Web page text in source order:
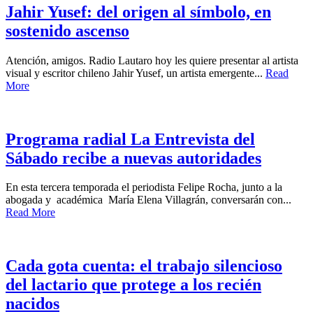
Jahir Yusef: del origen al símbolo, en
sostenido ascenso
Atención, amigos. Radio Lautaro hoy les quiere presentar al artista
visual y escritor chileno Jahir Yusef, un artista emergente... Read
More
Programa radial La Entrevista del
Sábado recibe a nuevas autoridades
En esta tercera temporada el periodista Felipe Rocha, junto a la
abogada y académica María Elena Villagrán, conversarán con...
Read More
Cada gota cuenta: el trabajo silencioso
del lactario que protege a los recién
nacidos